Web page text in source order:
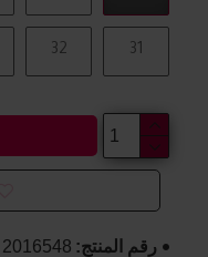
رقم المنتج: 2016548
31
32